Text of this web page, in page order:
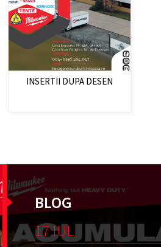
INSERTII DUPA DESEN
BLOG
17 IUL